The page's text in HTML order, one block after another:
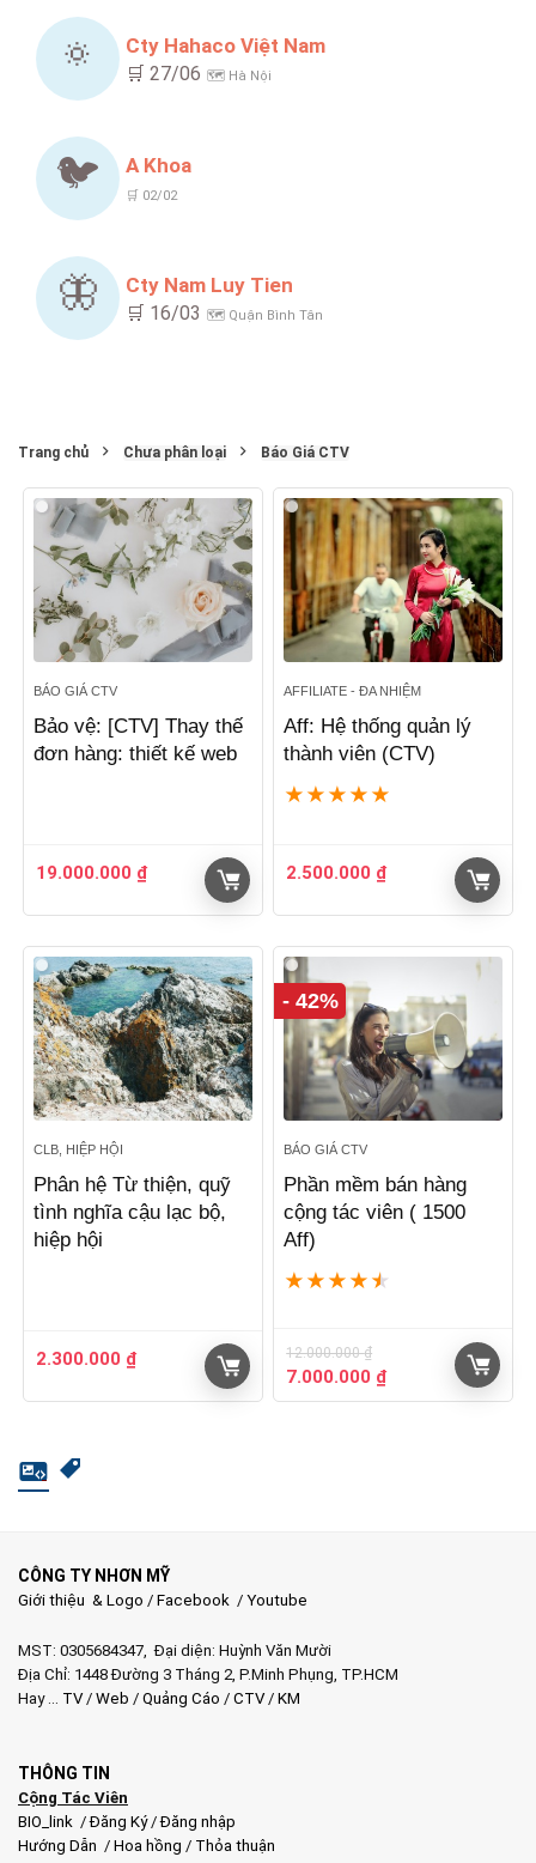
🔅 Cty Hahaco Việt Nam
🛒 27/06 🗺️ Hà Nội
🐦 A Khoa
🛒 02/02
🦋 Cty Nam Luy Tien
🛒 16/03 🗺️ Quận Bình Tân
Trang chủ Chưa phân loại Báo Giá CTV
BÁO GIÁ CTV
Bảo vệ: [CTV] Thay thế
đơn hàng: thiết kế web
19.000.000 ₫
AFFILIATE - ĐA NHIỆM
Aff: Hệ thống quản lý
thành viên (CTV)
★ ★ ★ ★ ★
2.500.000 ₫
CLB, HIỆP HỘI
Phân hệ Từ thiện, quỹ
tình nghĩa cậu lạc bộ,
hiệp hội
2.300.000 ₫
- 42%
BÁO GIÁ CTV
Phần mềm bán hàng
cộng tác viên ( 1500
Aff)
★ ★ ★ ★ ★
12.000.000₫
Giá
gốc
7.000.000 ₫Giá
hiện
CÔNG TY NHƠN MỸ
Giới thiệu & Logo / Facebook / Youtube
MST: 0305684347, Đại diện: Huỳnh Văn Mười
Địa Chỉ: 1448 Đường 3 Tháng 2, P.Minh Phụng, TP.HCM
Hay … TV/ Web / Quảng Cáo / CTV/ KM
THÔNG TIN
Cộng Tác Viên
BIO_link /Đăng Ký/Đăng nhập
Hướng Dẫn / Hoa hồng / Thỏa thuận